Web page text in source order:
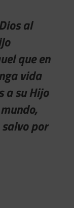
al
que en
vida
a su Hijo
por